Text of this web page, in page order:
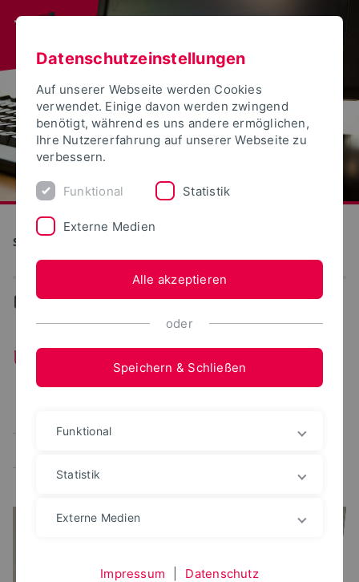
S(kim) - Service Kommunikation Information Medien
... Unterstützung/Support
Unterstützung/Support
Datenschutzeinstellungen
Auf unserer Webseite werden Cookies
verwendet. Einige davon werden zwingend
benötigt, während es uns andere ermöglichen,
Ihre Nutzererfahrung auf unserer Webseite zu
verbessern.
Funktional Statistik
Externe Medien
Alle akzeptieren
oder
Speichern & Schließen
Funktional
Statistik
Externe Medien
Impressum Datenschutz